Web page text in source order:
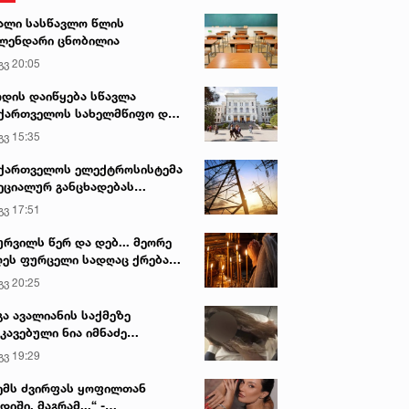
სასწავლო წლის
ცნობილია
20:05
დაიწყება სწავლა
სახელმწიფო და
უნივერსიტეტებში
15:35
ელექტროსისტემა
განცხადებას
17:51
წერ და დებ... მეორე
ფურცელი სადღაც ქრება
სურვილი სრულდება...“ -
ტაძარი შიდა
20:25
ავალიანის საქმეზე
ნია იმნაძე
გადაჰყავთ
19:29
ძვირფას ყოფილთან
მაგრამ...“ -